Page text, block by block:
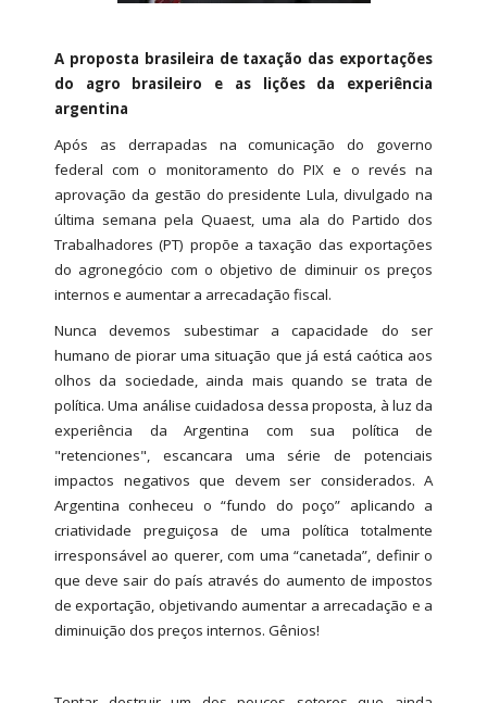
A proposta brasileira de taxação das exportações
do agro brasileiro e as lições da experiência
argentina
Após as derrapadas na comunicação do governo
federal com o monitoramento do PIX e o revés na
aprovação da gestão do presidente Lula, divulgado na
última semana pela Quaest, uma ala do Partido dos
Trabalhadores (PT) propõe a taxação das exportações
do agronegócio com o objetivo de diminuir os preços
internos e aumentar a arrecadação fiscal.
Nunca devemos subestimar a capacidade do ser
humano de piorar uma situação que já está caótica aos
olhos da sociedade, ainda mais quando se trata de
política. Uma análise cuidadosa dessa proposta, à luz da
experiência da Argentina com sua política de
"retenciones", escancara uma série de potenciais
impactos negativos que devem ser considerados. A
Argentina conheceu o “fundo do poço” aplicando a
criatividade preguiçosa de uma política totalmente
irresponsável ao querer, com uma “canetada”, definir o
que deve sair do país através do aumento de impostos
de exportação, objetivando aumentar a arrecadação e a
diminuição dos preços internos. Gênios!